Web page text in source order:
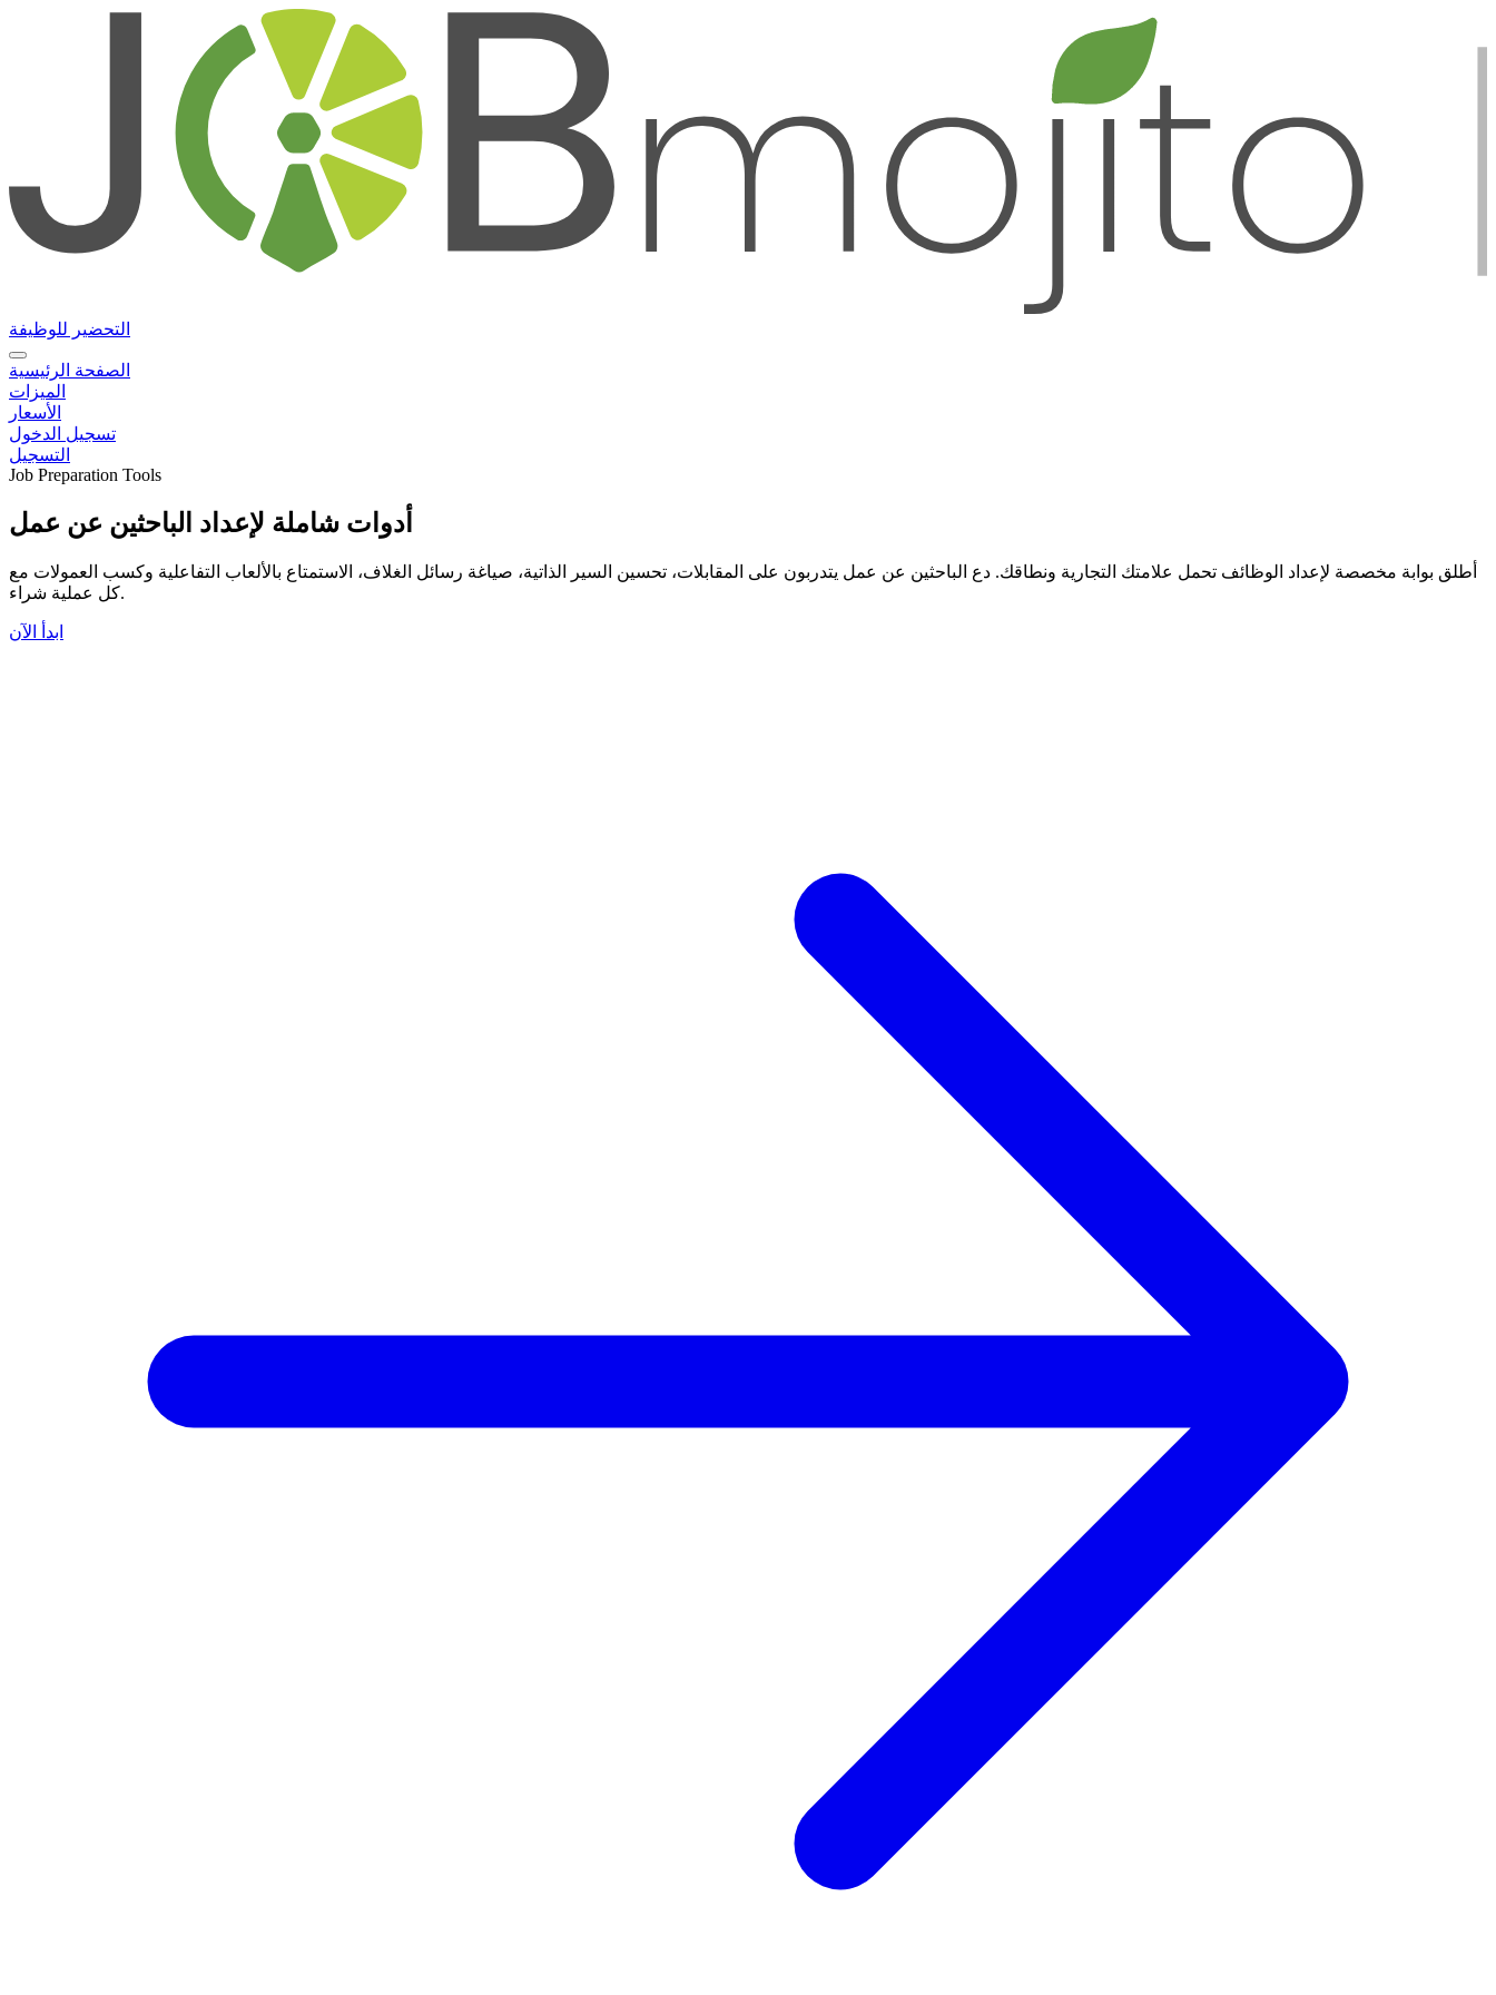
التحضير للوظيفة
الصفحة الرئيسية
الميزات
الأسعار
تسجيل الدخول
التسجيل
Job Preparation Tools
أدوات شاملة لإعداد الباحثين عن عمل
أطلق بوابة مخصصة لإعداد الوظائف تحمل علامتك التجارية ونطاقك. دع الباحثين عن عمل يتدربون على المقابلات، تحسين السير الذاتية، صياغة رسائل الغلاف، الاستمتاع بالألعاب التفاعلية وكسب العمولات مع
كل عملية شراء.
ابدأ الآن